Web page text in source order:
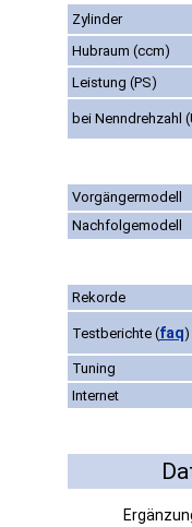
Zylinder
Hubraum (ccm)
Leistung (PS)
bei Nenndrehzahl
Vorgängermodell
Nachfolgemodell
Rekorde
Testberichte (faq)
Tuning
Internet